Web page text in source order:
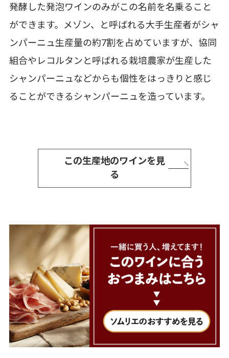
発酵した発泡ワインのみがこの名前を名乗ること
ができます。メゾン、と呼ばれる大手生産者がシャ
ンパーニュ生産量の約7割を占めていますが、協同
組合やレコルタンと呼ばれる栽培農家が生産した
シャンパーニュなどからも個性をはっきりと感じ
ることができるシャンパーニュを造っています。
この生産地のワインを見
る